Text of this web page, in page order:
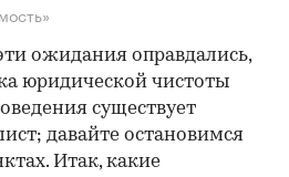
ожидания оправдались,
юридической чистоты
существует
давайте остановимся
Итак, какие